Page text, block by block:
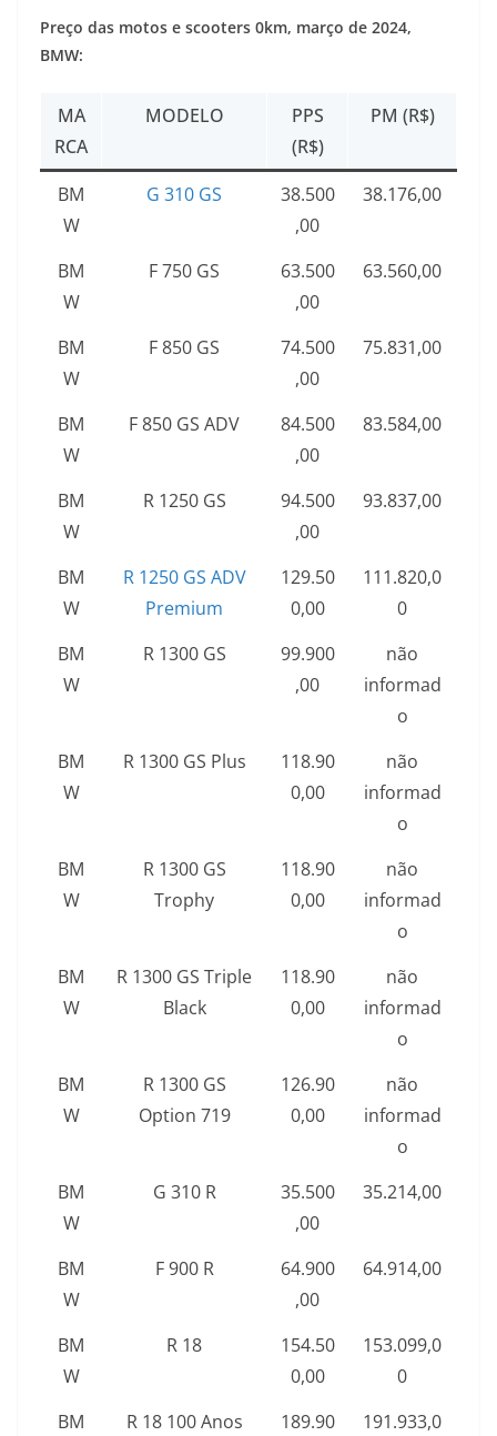
Preço das motos e scooters 0km, março de 2024,
BMW:
MA
RCA
MODELO
PPS
(R$)
PM (R$)
BM
W
G 310 GS
38.500
,00
38.176,00
BM
W
F 750 GS
63.500
,00
63.560,00
BM
W
F 850 GS
74.500
,00
75.831,00
BM
W
F 850 GS ADV
84.500
,00
83.584,00
BM
W
R 1250 GS
94.500
,00
93.837,00
BM
W
R 1250 GS ADV
Premium
129.50
0,00
111.820,0
0
BM
W
R 1300 GS
99.900
,00
não
informad
o
BM
W
R 1300 GS Plus
118.90
0,00
não
informad
o
BM
W
R 1300 GS
Trophy
118.90
0,00
não
informad
o
BM
W
R 1300 GS Triple
Black
118.90
0,00
não
informad
o
BM
W
R 1300 GS
Option 719
126.90
0,00
não
informad
o
BM
W
G 310 R
35.500
,00
35.214,00
BM
W
F 900 R
64.900
,00
64.914,00
BM
W
R 18
154.50
0,00
153.099,0
0
BM
R 18 100 Anos 189.90 191.933,0